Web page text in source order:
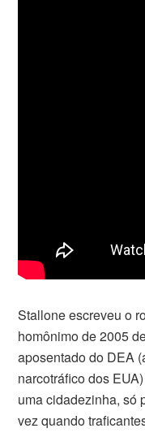
Stallone escreveu o
homônimo de 2005
aposentado do DEA
narcotráfico dos
uma cidadezinha, só
vez quando